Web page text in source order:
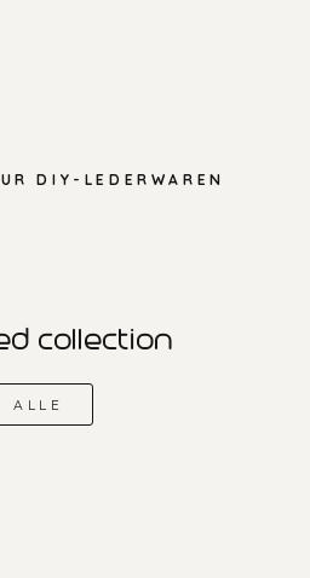
DIY-LEDERWAREN
collection
ALLE